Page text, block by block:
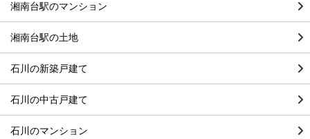
湘南台駅のマンション
湘南台駅の土地
石川の新築戸建て
石川の中古戸建て
石川のマンション